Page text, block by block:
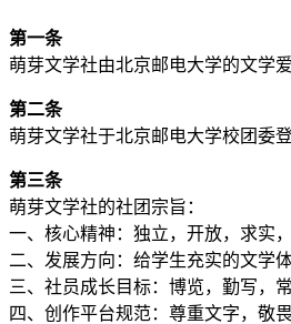
第一条
萌芽文学社由北京邮电大学的文学
第二条
萌芽文学社于北京邮电大学校团委
第三条
萌芽文学社的社团宗旨：
一、核心精神：独立，开放，求实，
二、发展方向：给学生充实的文学
三、社员成长目标：博览，勤写，常
四、创作平台规范：尊重文字，敬